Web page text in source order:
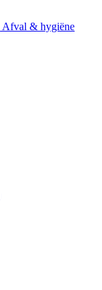
Afval & hygiëne